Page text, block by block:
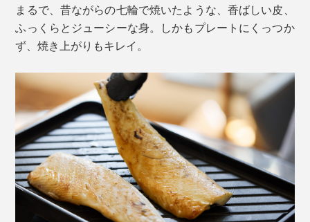
まるで、昔ながらの七輪で焼いたような、香ばしい皮、
ふっくらとジューシーな身。しかもプレートにくっつか
ず、焼き上がりもキレイ。